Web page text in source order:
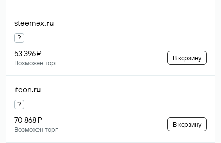
steemex.ru
?
53 396 ₽
Возможен торг
В корзину
ifcon.ru
?
70 868 ₽
Возможен торг
В корзину